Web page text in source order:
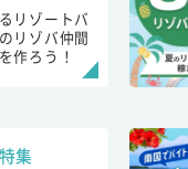
リゾートバ
リゾバ仲間
作ろう！
集